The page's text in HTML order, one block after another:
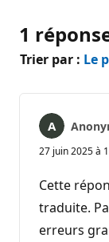
1
Trier par : Le
27 juin 2025 à
Cette
traduite.
erreurs